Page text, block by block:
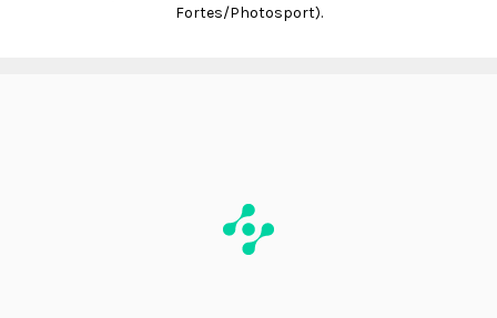
Fortes/Photosport).